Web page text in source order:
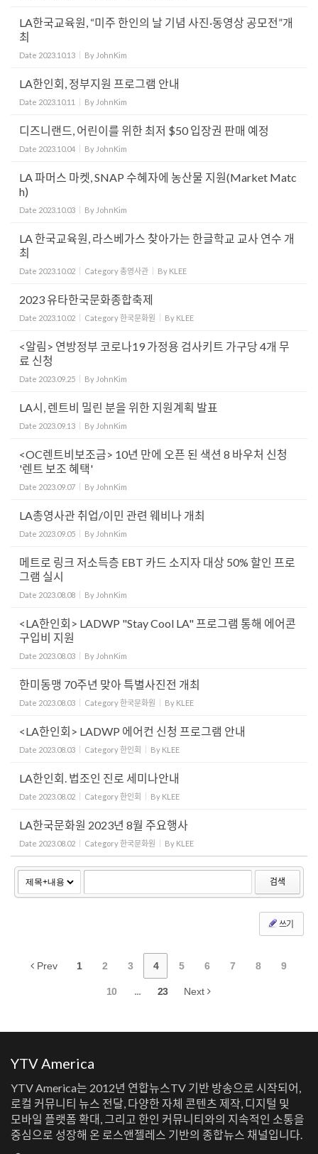
LA한국교육원, “미주 한인의 날 기념 사진·동영상 공모전”개
최
Date 2023.10.13 By JohnKim
LA한인회, 정부지원 프로그램 안내
Date 2023.10.11 By JohnKim
디즈니랜드, 어린이를 위한 최저 $50 입장권 판매 예정
Date 2023.10.04 By JohnKim
LA 파머스 마켓, SNAP 수혜자에 농산물 지원(Market Matc
h)
Date 2023.10.03 By JohnKim
LA 한국교육원, 라스베가스 찾아가는 한글학교 교사 연수 개
최
Date 2023.10.02 Category총영사관 By KLEE
2023 유타한국문화종합축제
Date 2023.10.02 Category한국문화원 By KLEE
<알림> 연방정부 코로나19 가정용 검사키트 가구당 4개 무
료 신청
Date 2023.09.25 By JohnKim
LA시, 렌트비 밀린 분을 위한 지원계획 발표
Date 2023.09.13 By JohnKim
<OC렌트비보조금> 10년 만에 오픈 된 색션 8 바우처 신청
'렌트 보조 혜택'
Date 2023.09.07 By JohnKim
LA총영사관 취업/이민 관련 웨비나 개최
Date 2023.09.05 By JohnKim
메트로 링크 저소득층 EBT 카드 소지자 대상 50% 할인 프로
그램 실시
Date 2023.08.08 By JohnKim
<LA한인회> LADWP "Stay Cool LA" 프로그램 통해 에어콘
구입비 지원
Date 2023.08.03 By JohnKim
한미동맹 70주년 맞아 특별사진전 개최
Date 2023.08.03 Category한국문화원 By KLEE
<LA한인회> LADWP 에어컨 신청 프로그램 안내
Date 2023.08.03 Category한인회 By KLEE
LA한인회. 법조인 진로 세미나안내
Date 2023.08.02 Category한인회 By KLEE
LA한국문화원 2023년 8월 주요행사
Date 2023.08.02 Category한국문화원 By KLEE
검색
쓰기
Prev 1 2 3 4 5 6 7 8 9
10 ... 23 Next
YTV America
YTV America는 2012년 연합뉴스TV 기반 방송으로 시작되어,
로컬 커뮤니티 뉴스 전달, 다양한 자체 콘텐츠 제작, 디지털 및
모바일 플랫폼 확대, 그리고 한인 커뮤니티와의 지속적인 소통을
중심으로 성장해 온 로스앤젤레스 기반의 종합뉴스 채널입니다.